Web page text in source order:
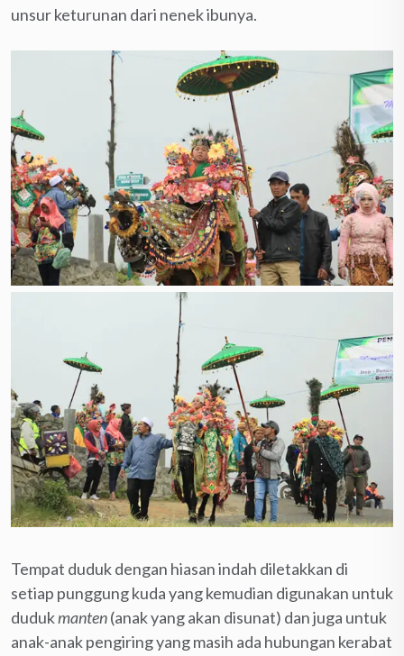
unsur keturunan dari nenek ibunya.
Tempat duduk dengan hiasan indah diletakkan di
setiap punggung kuda yang kemudian digunakan untuk
dudukmanten(anak yang akan disunat) dan juga untuk
anak-anak pengiring yang masih ada hubungan kerabat